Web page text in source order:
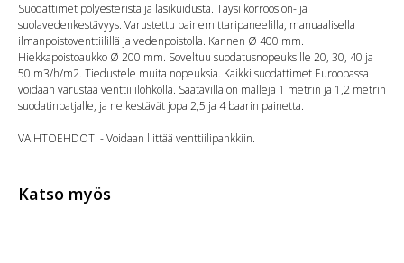
Suodattimet polyesteristä ja lasikuidusta. Täysi korroosion- ja
suolavedenkestävyys. Varustettu painemittaripaneelilla, manuaalisella
ilmanpoistoventtiilillä ja vedenpoistolla. Kannen Ø 400 mm.
Hiekkapoistoaukko Ø 200 mm. Soveltuu suodatusnopeuksille 20, 30, 40 ja
50 m3/h/m2. Tiedustele muita nopeuksia. Kaikki suodattimet Euroopassa
voidaan varustaa venttiililohkolla. Saatavilla on malleja 1 metrin ja 1,2 metrin
suodatinpatjalle, ja ne kestävät jopa 2,5 ja 4 baarin painetta.
VAIHTOEHDOT: - Voidaan liittää venttiilipankkiin.
Katso myös